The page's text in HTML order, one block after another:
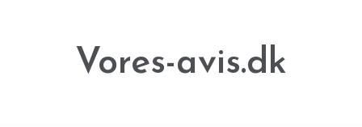
Vores-avis.dk